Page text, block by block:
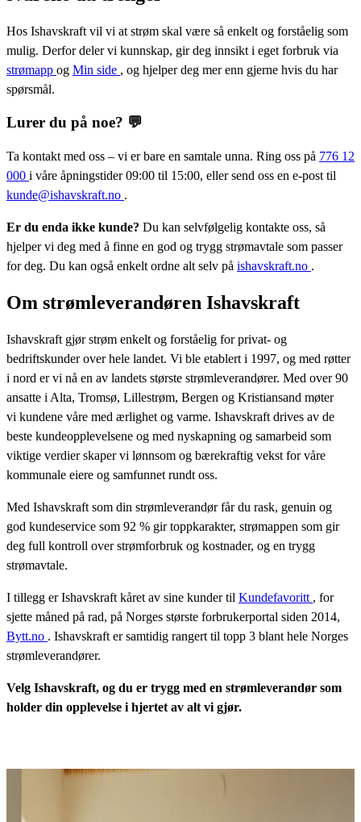
Hos Ishavskraft vil vi at strøm skal være så enkelt og forståelig som
mulig. Derfor deler vi kunnskap, gir deg innsikt i eget forbruk via
strømapp og Min side , og hjelper deg mer enn gjerne hvis du har
spørsmål.
Lurer du på noe? 💬
Ta kontakt med oss – vi er bare en samtale unna. Ring oss på 776 12
000 i våre åpningstider 09:00 til 15:00, eller send oss en e-post til
kunde@ishavskraft.no .
Er du enda ikke kunde? Du kan selvfølgelig kontakte oss, så
hjelper vi deg med å finne en god og trygg strømavtale som passer
for deg. Du kan også enkelt ordne alt selv på ishavskraft.no .
Om strømleverandøren Ishavskraft
Ishavskraft gjør strøm enkelt og forståelig for privat- og
bedriftskunder over hele landet. Vi ble etablert i 1997, og med røtter
i nord er vi nå en av landets største strømleverandører. Med over 90
ansatte i Alta, Tromsø, Lillestrøm, Bergen og Kristiansand møter
vi kundene våre med ærlighet og varme. Ishavskraft drives av de
beste kundeopplevelsene og med nyskapning og samarbeid som
viktige verdier skaper vi lønnsom og bærekraftig vekst for våre
kommunale eiere og samfunnet rundt oss.
Med Ishavskraft som din strømleverandør får du rask, genuin og
god kundeservice som 92 % gir toppkarakter, strømappen som gir
deg full kontroll over strømforbruk og kostnader, og en trygg
strømavtale.
I tillegg er Ishavskraft kåret av sine kunder til Kundefavoritt , for
sjette måned på rad, på Norges største forbrukerportal siden 2014,
Bytt.no . Ishavskraft er samtidig rangert til topp 3 blant hele Norges
strømleverandører.
Velg Ishavskraft, og du er trygg med en strømleverandør som
holder din opplevelse i hjertet av alt vi gjør.